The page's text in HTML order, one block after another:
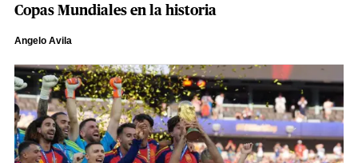
Copas Mundiales en la historia
Angelo Avila